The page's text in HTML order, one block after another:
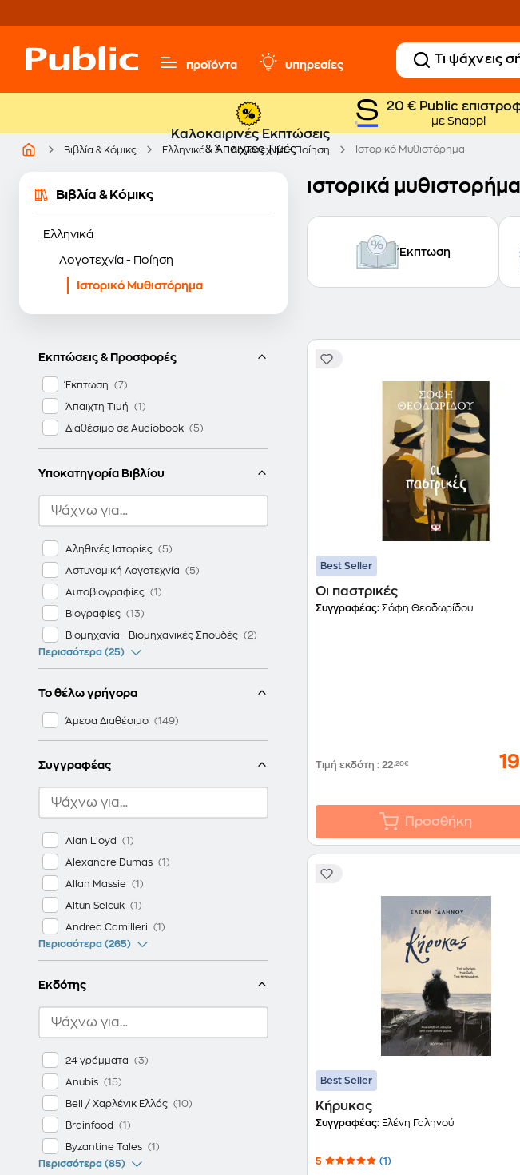
προϊόντα υπηρεσίες
Καλοκαιρινές Εκπτώσεις
& Άπαιχτες Τιμές
20 € Public
με Snappi
Βιβλία & Κόμικς Ελληνικά Λογοτεχνία - Ποίηση Ιστορικό Μυθιστόρημα
Βιβλία & Κόμικς
Ελληνικά
Λογοτεχνία - Ποίηση
Ιστορικό Μυθιστόρημα
Εκπτώσεις & Προσφορές
Έκπτωση
Άπαιχτη Τιμή
Διαθέσιμο σε Audiobook
Υποκατηγορία Βιβλίου
Αληθινές Ιστορίες
Αστυνομική Λογοτεχνία
Αυτοβιογραφίες
Βιογραφίες
Βιομηχανία - Βιομηχανικές Σπουδές
Περισσότερα (25)
Το θέλω γρήγορα
Άμεσα Διαθέσιμο
Συγγραφέας
Alan Lloyd
Alexandre Dumas
Allan Massie
Altun Selcuk
Andrea Camilleri
Περισσότερα (265)
Εκδότης
24 γράμματα
Anubis
Bell / Χαρλένικ Ελλάς
Brainfood
Byzantine Tales
Περισσότερα (85)
ιστορικά
Έκπτωση
Best Seller
Οι παστρικές
Συγγραφέας: Σόφη Θεοδωρίδου
Τιμή εκδότη : 22,20€ 19
Προσθήκη
Best Seller
Κήρυκας
Συγγραφέας: Ελένη Γαληνού
5 (1)